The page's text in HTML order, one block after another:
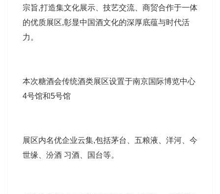
宗旨,打造集文化展示、技艺交流、商贸合作于一体
的优质展区,彰显中国酒文化的深厚底蕴与时代活
力。
本次糖酒会传统酒类展区设置于南京国际博览中心
4号馆和5号馆
展区内名优企业云集,包括茅台、五粮液、洋河、今
世缘、汾酒 习酒、国台等。